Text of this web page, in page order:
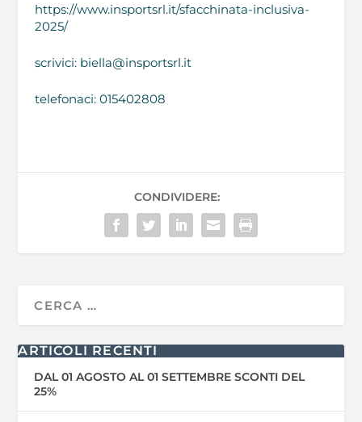
https://www.insportsrl.it/sfacchinata-inclusiva-
2025/
scrivici: biella@insportsrl.it
telefonaci: 015402808
CONDIVIDERE:
ARTICOLI RECENTI
DAL 01 AGOSTO AL 01 SETTEMBRE SCONTI DEL
25%